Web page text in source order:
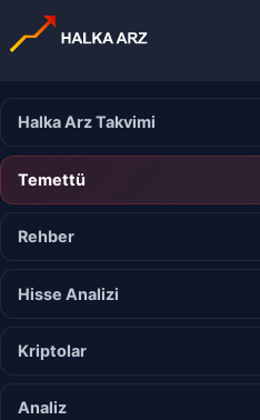
Halka Arz Takvimi
Temettü
Rehber
Hisse Analizi
Kriptolar
Analiz